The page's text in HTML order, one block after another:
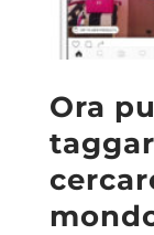
Ora